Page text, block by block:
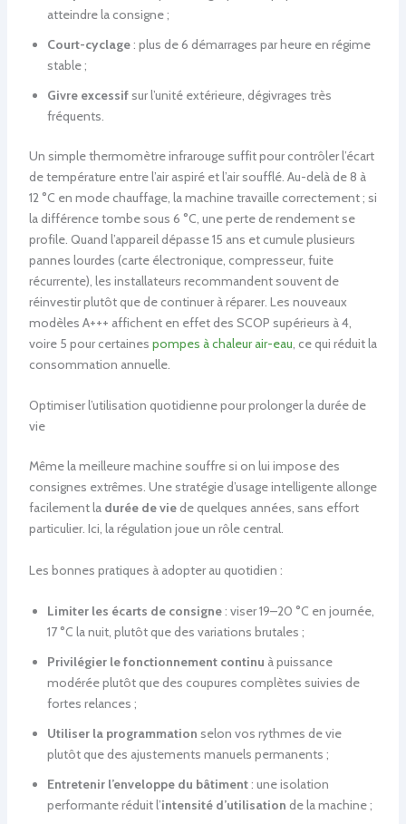
atteindre la consigne ;
Court-cyclage: plus de 6 démarrages par heure en régime
stable ;
Givre excessifsur l’unité extérieure, dégivrages très
fréquents.
Un simple thermomètre infrarouge suffit pour contrôler l’écart
de température entre l’air aspiré et l’air soufflé. Au-delà de 8 à
12 °C en mode chauffage, la machine travaille correctement ; si
la différence tombe sous 6 °C, une perte de rendement se
profile. Quand l’appareil dépasse 15 ans et cumule plusieurs
pannes lourdes (carte électronique, compresseur, fuite
récurrente), les installateurs recommandent souvent de
réinvestir plutôt que de continuer à réparer. Les nouveaux
modèles A+++ affichent en effet des SCOP supérieurs à 4,
voire 5 pour certaines pompes à chaleur air-eau, ce qui réduit la
consommation annuelle.
Optimiser l’utilisation quotidienne pour prolonger la durée de
vie
Même la meilleure machine souffre si on lui impose des
consignes extrêmes. Une stratégie d’usage intelligente allonge
facilement la durée de viede quelques années, sans effort
particulier. Ici, la régulation joue un rôle central.
Les bonnes pratiques à adopter au quotidien :
Limiter les écarts de consigne: viser 19–20 °C en journée,
17 °C la nuit, plutôt que des variations brutales ;
Privilégier le fonctionnement continu à puissance
modérée plutôt que des coupures complètes suivies de
fortes relances ;
Utiliser la programmation selon vos rythmes de vie
plutôt que des ajustements manuels permanents ;
Entretenir l’enveloppe du bâtiment: une isolation
performante réduit l’intensité d’utilisation de la machine ;